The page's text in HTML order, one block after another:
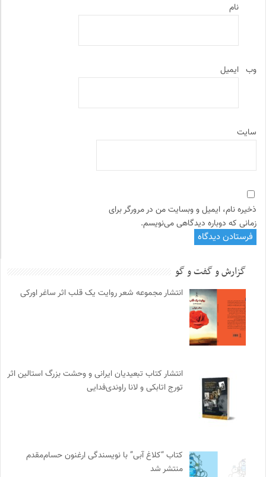
نام
ایمیل وب‌
سایت
ذخیره نام، ایمیل و وبسایت من در مرورگر برای
زمانی که دوباره دیدگاهی می‌نویسم.
گزارش و گفت و گو
انتشار مجموعه شعر روایت یک قلب اثر ساغر اورکی
انتشار کتاب تبعیدیان ایرانی و وحشت بزرگ استالین اثر
تورج اتابکی و لانا راوندی‌فدایی
کتاب “کلاغ آبی” با نویسندگی ارغنون حسام‌مقدم
منتشر شد